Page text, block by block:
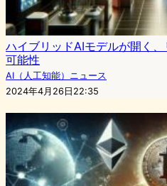
ハイブリッドAIモデルが開く
可能性
AI（人工知能）ニュース
2024年4月26日22:35